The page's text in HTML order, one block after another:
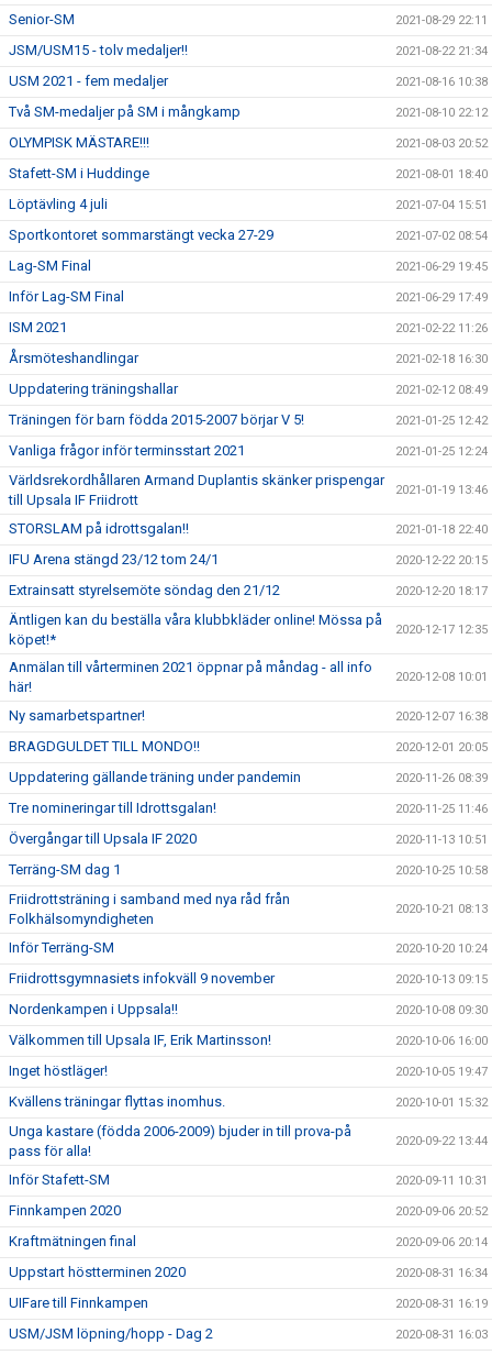
Senior-SM 2021-08-29 22:11
JSM/USM15 - tolv medaljer!! 2021-08-22 21:34
USM 2021 - fem medaljer 2021-08-16 10:38
Två SM-medaljer på SM i mångkamp 2021-08-10 22:12
OLYMPISK MÄSTARE!!! 2021-08-03 20:52
Stafett-SM i Huddinge 2021-08-01 18:40
Löptävling 4 juli 2021-07-04 15:51
Sportkontoret sommarstängt vecka 27-29 2021-07-02 08:54
Lag-SM Final 2021-06-29 19:45
Inför Lag-SM Final 2021-06-29 17:49
ISM 2021 2021-02-22 11:26
Årsmöteshandlingar 2021-02-18 16:30
Uppdatering träningshallar 2021-02-12 08:49
Träningen för barn födda 2015-2007 börjar V 5! 2021-01-25 12:42
Vanliga frågor inför terminsstart 2021 2021-01-25 12:24
Världsrekordhållaren Armand Duplantis skänker prispengar
till Upsala IF Friidrott
2021-01-19 13:46
STORSLAM på idrottsgalan!! 2021-01-18 22:40
IFU Arena stängd 23/12 tom 24/1 2020-12-22 20:15
Extrainsatt styrelsemöte söndag den 21/12 2020-12-20 18:17
Äntligen kan du beställa våra klubbkläder online! Mössa på
köpet!*
2020-12-17 12:35
Anmälan till vårterminen 2021 öppnar på måndag - all info
här!
2020-12-08 10:01
Ny samarbetspartner! 2020-12-07 16:38
BRAGDGULDET TILL MONDO!! 2020-12-01 20:05
Uppdatering gällande träning under pandemin 2020-11-26 08:39
Tre nomineringar till Idrottsgalan! 2020-11-25 11:46
Övergångar till Upsala IF 2020 2020-11-13 10:51
Terräng-SM dag 1 2020-10-25 10:58
Friidrottsträning i samband med nya råd från
Folkhälsomyndigheten
2020-10-21 08:13
Inför Terräng-SM 2020-10-20 10:24
Friidrottsgymnasiets infokväll 9 november 2020-10-13 09:15
Nordenkampen i Uppsala!! 2020-10-08 09:30
Välkommen till Upsala IF, Erik Martinsson! 2020-10-06 16:00
Inget höstläger! 2020-10-05 19:47
Kvällens träningar flyttas inomhus. 2020-10-01 15:32
Unga kastare (födda 2006-2009) bjuder in till prova-på
pass för alla!
2020-09-22 13:44
Inför Stafett-SM 2020-09-11 10:31
Finnkampen 2020 2020-09-06 20:52
Kraftmätningen final 2020-09-06 20:14
Uppstart höstterminen 2020 2020-08-31 16:34
UIFare till Finnkampen 2020-08-31 16:19
USM/JSM löpning/hopp - Dag 2 2020-08-31 16:03